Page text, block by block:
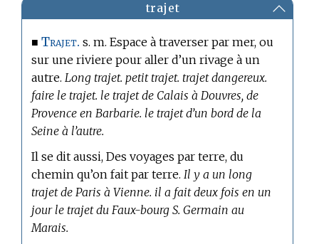
trajet
■Trajet. s. m. Espace à traverser par mer, ou
sur une riviere pour aller d’un rivage à un
autre.Long trajet. petit trajet. trajet dangereux.
faire le trajet. le trajet de Calais à Douvres, de
Provence en Barbarie. le trajet d’un bord de la
Seine à l’autre.
Il se dit aussi, Des voyages par terre, du
chemin qu’on fait par terre.Il y a un long
trajet de Paris à Vienne. il a fait deux fois en un
jour le trajet du Faux-bourg S. Germain au
Marais.